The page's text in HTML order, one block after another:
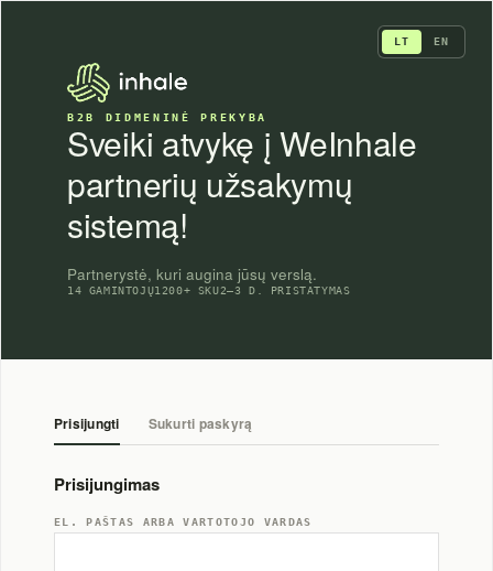
LT EN
B2B DIDMENINĖ PREKYBA
Sveiki atvykę į WeInhale
partnerių užsakymų
sistemą!
Partnerystė, kuri augina jūsų verslą.
14 GAMINTOJŲ1200+ SKU2–3 D. PRISTATYMAS
Prisijungti Sukurti paskyrą
Prisijungimas
EL. PAŠTAS ARBA VARTOTOJO VARDAS